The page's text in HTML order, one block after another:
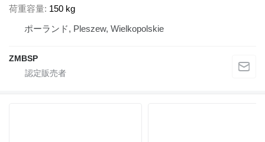
荷重容量 150 kg
ポーランド, Pleszew, Wielkopolskie
ZMBSP